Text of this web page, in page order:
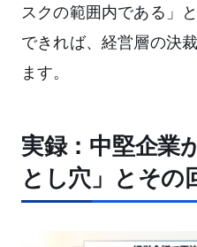
スクの範囲内である」
できれば、経営層の決
ます。
実録：中堅企業
とし穴」とその